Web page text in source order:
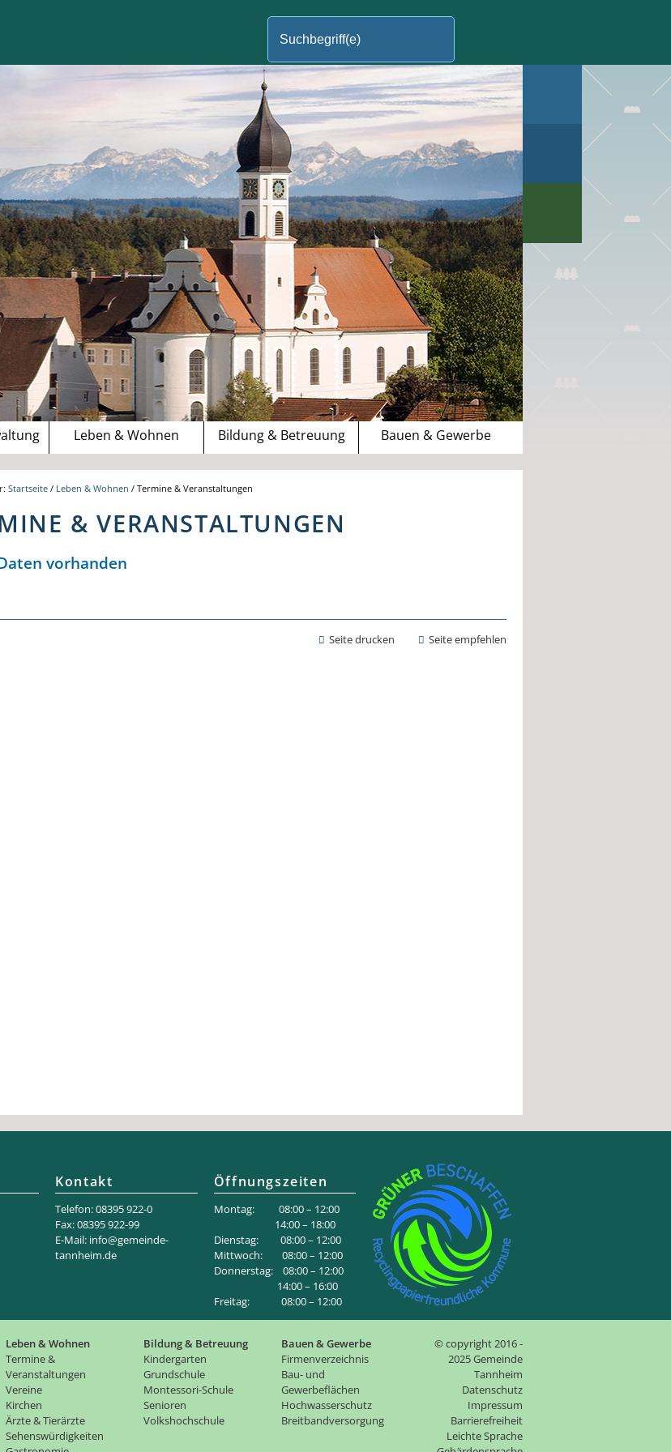
Leben & Wohnen Bildung & Betreuung Bauen & Gewerbe
Startseite / Leben & Wohnen /Termine & Veranstaltungen
& VERANSTALTUNGEN
vorhanden
Seite drucken Seite empfehlen
Kontakt
Telefon: 08395 922-0
Fax: 08395 922-99
E-Mail: info@gemeinde-
tannheim.de
Öffnungszeiten
Montag: 08:00 – 12:00
14:00 – 18:00
Dienstag: 08:00 – 12:00
Mittwoch: 08:00 – 12:00
Donnerstag: 08:00 – 12:00
14:00 – 16:00
Freitag: 08:00 – 12:00
Leben & Wohnen
Termine &
Veranstaltungen
Vereine
Kirchen
Ärzte & Tierärzte
Sehenswürdigkeiten
Bildung & Betreuung
Kindergarten
Grundschule
Montessori-Schule
Senioren
Volkshochschule
Bauen & Gewerbe
Firmenverzeichnis
Bau- und
Gewerbeflächen
Hochwasserschutz
Breitbandversorgung
© copyright 2016 -
2025 Gemeinde
Tannheim
Datenschutz
Impressum
Barrierefreiheit
Leichte Sprache